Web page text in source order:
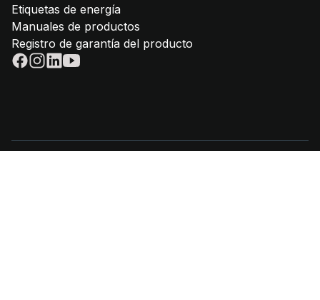
Etiquetas de energía
Manuales de productos
Registro de garantía del producto